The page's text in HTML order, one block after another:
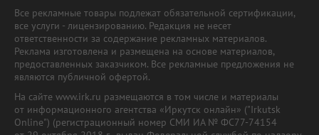
Все рекламные товары подлежат обязательной сертификации,
все услуги - лицензированию. Редакция не несет
ответственности за содержание рекламных материалов.
Реклама изготовлена и размещена на основе материалов,
предоставленных заказчиком. Все рекламные предложения не
являются публичной офертой.
На сайте www.irk.ru размещаются в том числе и материалы
от информационного агентства «Иркутск онлайн» ("Irkutsk
Online") (регистрационный номер СМИ ИА № ФС77-74154